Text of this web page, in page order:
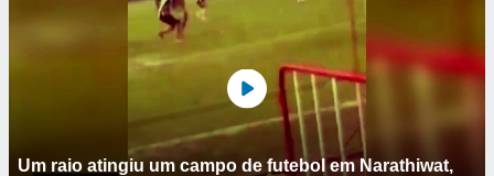
Um raio atingiu um campo de futebol em Narathiwat,